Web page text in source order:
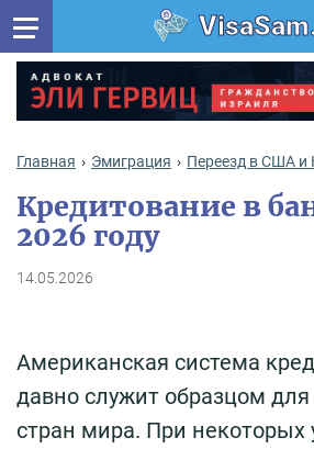
Главная Эмиграция Переезд в США и
Кредитование в
2026 году
14.05.2026
Американская система
давно служит образцом
стран мира. При некоторых